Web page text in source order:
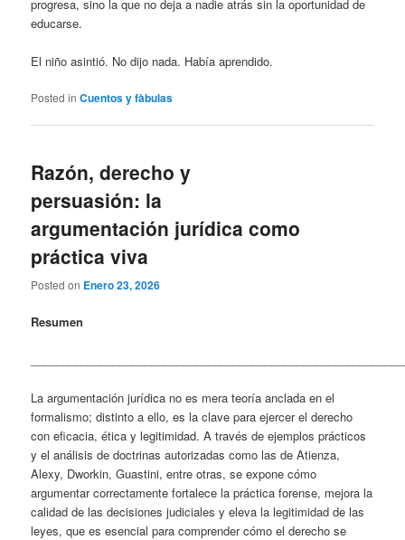
progresa, sino la que no deja a nadie atrás sin la oportunidad de
educarse.
El niño asintió. No dijo nada. Había aprendido.
Posted in Cuentos y fàbulas
Razón, derecho y
persuasión: la
argumentación jurídica como
práctica viva
Posted on Enero 23, 2026
Resumen
La argumentación jurídica no es mera teoría anclada en el
formalismo; distinto a ello, es la clave para ejercer el derecho
con eficacia, ética y legitimidad. A través de ejemplos prácticos
y el análisis de doctrinas autorizadas como las de Atienza,
Alexy, Dworkin, Guastini, entre otras, se expone cómo
argumentar correctamente fortalece la práctica forense, mejora la
calidad de las decisiones judiciales y eleva la legitimidad de las
leyes, que es esencial para comprender cómo el derecho se